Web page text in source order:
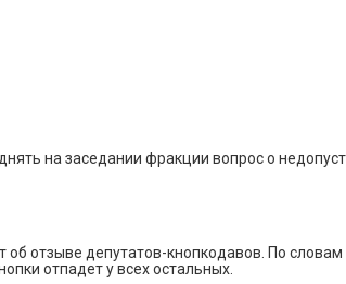
на заседании фракции вопрос о
об отзыве депутатов-кнопкодавов. По
отпадет у всех остальных.